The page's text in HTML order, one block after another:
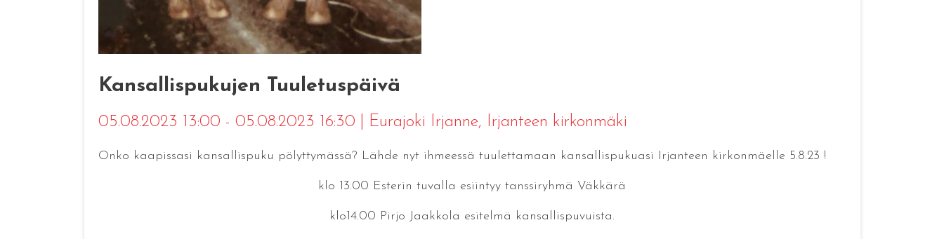
Kansallispukujen Tuuletuspäivä
05.08.2023 13:00 - 05.08.2023 16:30 Eurajoki Irjanne, Irjanteen kirkonmäki
Onko kaapissasi kansallispuku pölyttymässä? Lähde nyt ihmeessä tuulettamaan kansallispukuasi Irjanteen kirkonmäelle 5.8.23 !
klo 13.00 Esterin tuvalla esiintyy tanssiryhmä Väkkärä
klo14.00 Pirjo Jaakkola esitelmä kansallispuvuista.